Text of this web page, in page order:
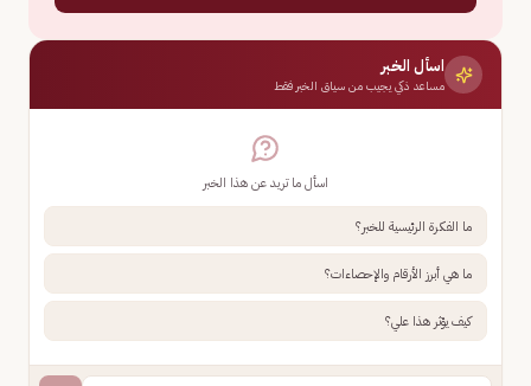
اسأل الخبر
مساعد ذكي يجيب من سياق الخبر فقط
اسأل ما تريد عن هذا الخبر
ما الفكرة الرئيسية للخبر؟
ما هي أبرز الأرقام والإحصاءات؟
كيف يؤثر هذا علي؟